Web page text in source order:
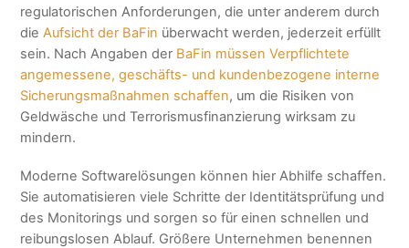
regulatorischen Anforderungen, die unter anderem durch
dieAufsicht der BaFin überwacht werden, jederzeit erfüllt
sein. Nach Angaben der BaFin müssen Verpflichtete
angemessene, geschäfts- und kundenbezogene interne
Sicherungsmaßnahmen schaffen, um die Risiken von
Geldwäsche und Terrorismusfinanzierung wirksam zu
mindern.
Moderne Softwarelösungen können hier Abhilfe schaffen.
Sie automatisieren viele Schritte der Identitätsprüfung und
des Monitorings und sorgen so für einen schnellen und
reibungslosen Ablauf. Größere Unternehmen benennen